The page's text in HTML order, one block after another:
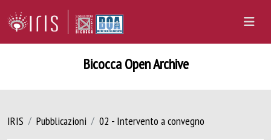
Bicocca Open Archive
IRIS Pubblicazioni 02 - Intervento a convegno